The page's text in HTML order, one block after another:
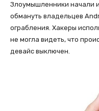
Злоумышленники начали
обмануть владельцев
ограбления. Хакеры
не могла видеть, что
девайс выключен.